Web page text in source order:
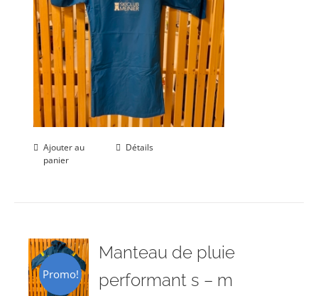
Ajouter au
panier
Détails
Promo!
Manteau de pluie
performant s – m